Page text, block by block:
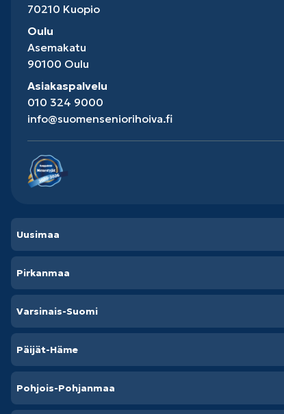
70210 Kuopio
Oulu
Asemakatu
90100 Oulu
Asiakaspalvelu
010 324 9000
info@suomenseniorihoiva.fi
Uusimaa
Pirkanmaa
Varsinais-Suomi
Päijät-Häme
Pohjois-Pohjanmaa